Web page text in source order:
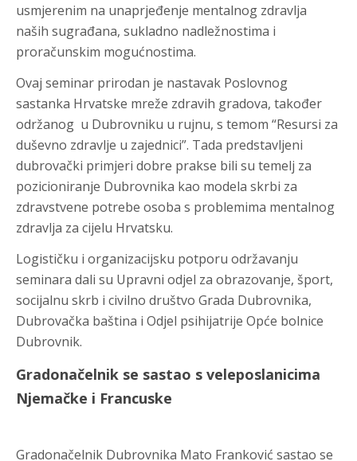
usmjerenim na unaprjeđenje mentalnog zdravlja
naših sugrađana, sukladno nadležnostima i
proračunskim mogućnostima.
Ovaj seminar prirodan je nastavak Poslovnog
sastanka Hrvatske mreže zdravih gradova, također
održanog u Dubrovniku u rujnu, s temom “Resursi za
duševno zdravlje u zajednici”. Tada predstavljeni
dubrovački primjeri dobre prakse bili su temelj za
pozicioniranje Dubrovnika kao modela skrbi za
zdravstvene potrebe osoba s problemima mentalnog
zdravlja za cijelu Hrvatsku.
Logističku i organizacijsku potporu održavanju
seminara dali su Upravni odjel za obrazovanje, šport,
socijalnu skrb i civilno društvo Grada Dubrovnika,
Dubrovačka baština i Odjel psihijatrije Opće bolnice
Dubrovnik.
Gradonačelnik se sastao s veleposlanicima
Njemačke i Francuske
Gradonačelnik Dubrovnika Mato Franković sastao se